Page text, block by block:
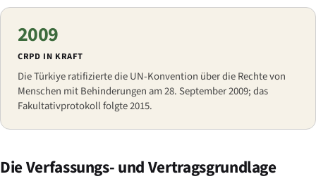
2009
CRPD IN KRAFT
Die Türkiye ratifizierte die UN-Konvention über die Rechte von
Menschen mit Behinderungen am 28. September 2009; das
Fakultativprotokoll folgte 2015.
Die Verfassungs- und Vertragsgrundlage